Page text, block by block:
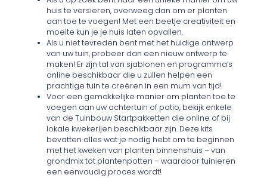
huis te versieren, overweeg dan om er planten
aan toe te voegen! Met een beetje creativiteit en
moeite kun je je huis laten opvallen.
Als u niet tevreden bent met het huidige ontwerp
van uw tuin, probeer dan een nieuw ontwerp te
maken! Er zijn tal van sjablonen en programma’s
online beschikbaar die u zullen helpen een
prachtige tuin te creëren in een mum van tijd!
Voor een gemakkelijke manier om planten toe te
voegen aan uw achtertuin of patio, bekijk enkele
van de Tuinbouw Startpakketten die online of bij
lokale kwekerijen beschikbaar zijn. Deze kits
bevatten alles wat je nodig hebt om te beginnen
met het kweken van planten binnenshuis – van
grondmix tot plantenpotten – waardoor tuinieren
een eenvoudig proces wordt!